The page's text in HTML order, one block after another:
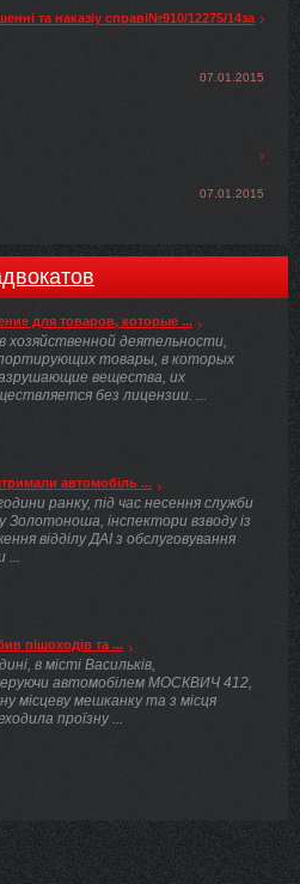
та наказіу справі№910/12275/14за
07.01.2015
07.01.2015
для товаров, которые ...
деятельности,
товары, в которых
вещества, их
без лицензии. ...
автомобіль ...
ранку, під час несення служби
Золотоноша, інспектори взводу із
відділу ДАІ з обслуговування
пішоходів та ...
в місті Васильків,
автомобілем МОСКВИЧ 412,
місцеву мешканку та з місця
проїзну ...